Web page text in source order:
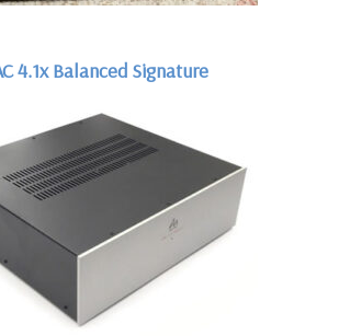
4.1x Balanced Signature